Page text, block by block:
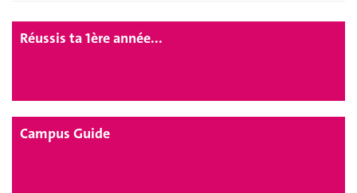
Réussis ta 1ère année...
Campus Guide